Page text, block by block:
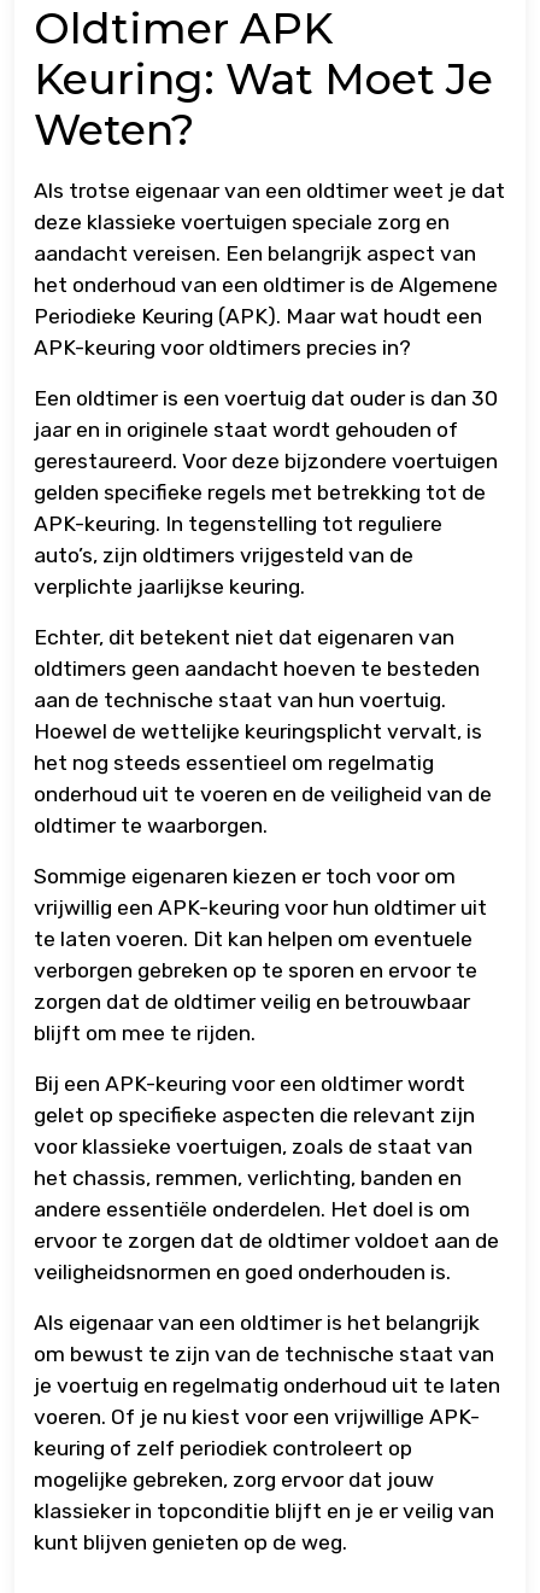
Oldtimer APK
Keuring: Wat Moet Je
Weten?
Als trotse eigenaar van een oldtimer weet je dat
deze klassieke voertuigen speciale zorg en
aandacht vereisen. Een belangrijk aspect van
het onderhoud van een oldtimer is de Algemene
Periodieke Keuring (APK). Maar wat houdt een
APK-keuring voor oldtimers precies in?
Een oldtimer is een voertuig dat ouder is dan 30
jaar en in originele staat wordt gehouden of
gerestaureerd. Voor deze bijzondere voertuigen
gelden specifieke regels met betrekking tot de
APK-keuring. In tegenstelling tot reguliere
auto’s, zijn oldtimers vrijgesteld van de
verplichte jaarlijkse keuring.
Echter, dit betekent niet dat eigenaren van
oldtimers geen aandacht hoeven te besteden
aan de technische staat van hun voertuig.
Hoewel de wettelijke keuringsplicht vervalt, is
het nog steeds essentieel om regelmatig
onderhoud uit te voeren en de veiligheid van de
oldtimer te waarborgen.
Sommige eigenaren kiezen er toch voor om
vrijwillig een APK-keuring voor hun oldtimer uit
te laten voeren. Dit kan helpen om eventuele
verborgen gebreken op te sporen en ervoor te
zorgen dat de oldtimer veilig en betrouwbaar
blijft om mee te rijden.
Bij een APK-keuring voor een oldtimer wordt
gelet op specifieke aspecten die relevant zijn
voor klassieke voertuigen, zoals de staat van
het chassis, remmen, verlichting, banden en
andere essentiële onderdelen. Het doel is om
ervoor te zorgen dat de oldtimer voldoet aan de
veiligheidsnormen en goed onderhouden is.
Als eigenaar van een oldtimer is het belangrijk
om bewust te zijn van de technische staat van
je voertuig en regelmatig onderhoud uit te laten
voeren. Of je nu kiest voor een vrijwillige APK-
keuring of zelf periodiek controleert op
mogelijke gebreken, zorg ervoor dat jouw
klassieker in topconditie blijft en je er veilig van
kunt blijven genieten op de weg.